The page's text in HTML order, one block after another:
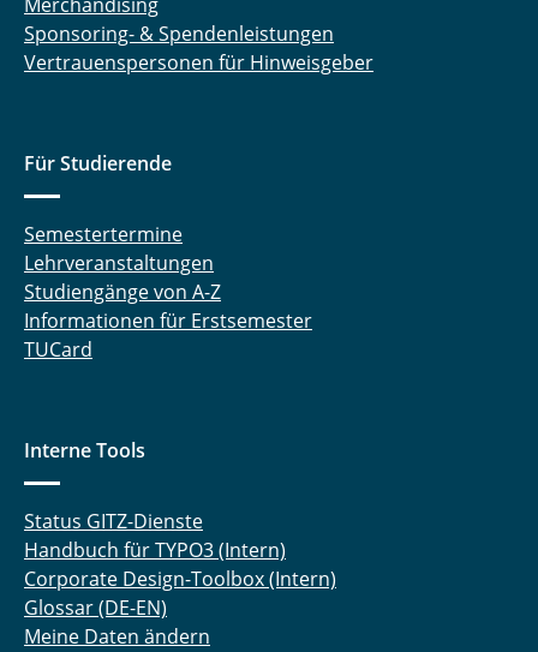
Sponsoring- & Spendenleistungen
Vertrauenspersonen für Hinweisgeber
Für Studierende
Semestertermine
Lehrveranstaltungen
Studiengänge von A-Z
Informationen für Erstsemester
TUCard
Interne Tools
Status GITZ-Dienste
Handbuch für TYPO3 (Intern)
Corporate Design-Toolbox (Intern)
Glossar (DE-EN)
Meine Daten ändern